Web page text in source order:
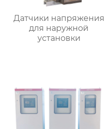
Датчики напряжения
для наружной
установки